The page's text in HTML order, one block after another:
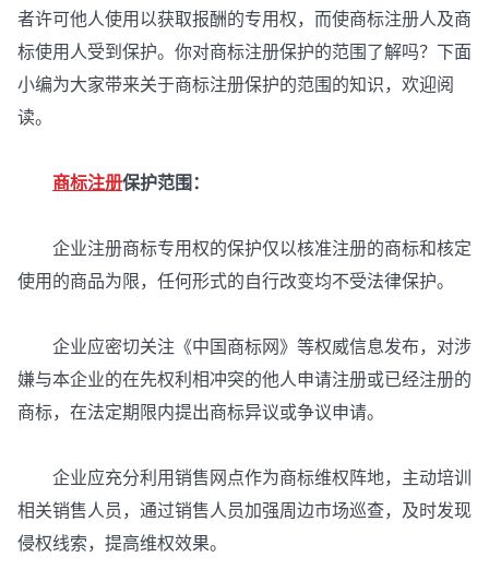
者许可他人使用以获取报酬的专用权，而使商标注册人及商
标使用人受到保护。你对商标注册保护的范围了解吗？下面
小编为大家带来关于商标注册保护的范围的知识，欢迎阅
读。
商标注册保护范围：
企业注册商标专用权的保护仅以核准注册的商标和核定
使用的商品为限，任何形式的自行改变均不受法律保护。
企业应密切关注《中国商标网》等权威信息发布，对涉
嫌与本企业的在先权利相冲突的他人申请注册或已经注册的
商标，在法定期限内提出商标异议或争议申请。
企业应充分利用销售网点作为商标维权阵地，主动培训
相关销售人员，通过销售人员加强周边市场巡查，及时发现
侵权线索，提高维权效果。